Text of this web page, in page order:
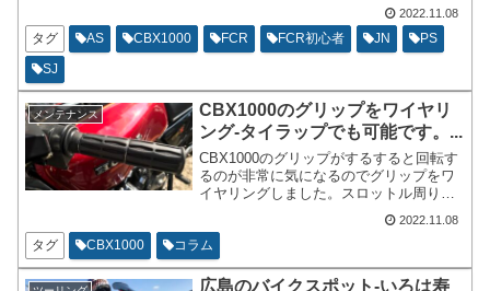
おそらく同じになるはずです。時間が有
り余っている時に確認をしてみたいと思
います。
2022.11.08
タグ AS CBX1000 FCR FCR初心者 JN
PS
SJ
メンテナンス
CBX1000のグリップをワイヤリ
ング-タイラップでも可能です。...
CBX1000のグリップがするすると回転す
るのが非常に気になるのでグリップをワ
イヤリングしました。スロットル周りの
お話とかをワイヤリングをスタート地点
に書いていこうと思います。グリップは
ワイヤリングするか、ボンドで止めるか
の2通りだと思われます。
2022.11.08
タグ CBX1000 コラム
広島のバイクスポット-いろは寿